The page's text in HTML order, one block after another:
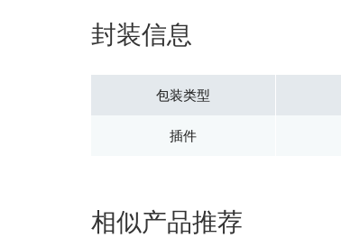
封装信息
包装类型
插件
相似产品推荐